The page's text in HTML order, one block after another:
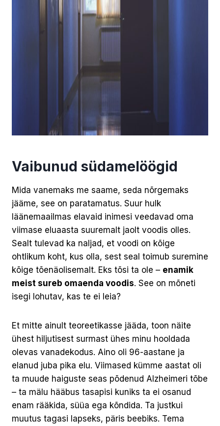
Vaibunud südamelöögid
Mida vanemaks me saame, seda nõrgemaks
jääme, see on paratamatus. Suur hulk
läänemaailmas elavaid inimesi veedavad oma
viimase eluaasta suuremalt jaolt voodis olles.
Sealt tulevad ka naljad, et voodi on kõige
ohtlikum koht, kus olla, sest seal toimub suremine
kõige tõenäolisemalt. Eks tõsi ta ole – enamik
meist sureb omaenda voodis. See on mõneti
isegi lohutav, kas te ei leia?
Et mitte ainult teoreetikasse jääda, toon näite
ühest hiljutisest surmast ühes minu hooldada
olevas vanadekodus. Aino oli 96-aastane ja
elanud juba pika elu. Viimased kümme aastat oli
ta muude haiguste seas põdenud Alzheimeri tõbe
– ta mälu hääbus tasapisi kuniks ta ei osanud
enam rääkida, süüa ega kõndida. Ta justkui
muutus tagasi lapseks, päris beebiks. Tema